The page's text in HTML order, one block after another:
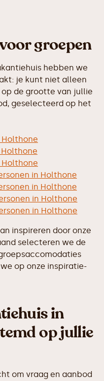
groepen
hebben we
je kunt niet alleen
de grootte van jullie
geselecteerd op het
Holthone
Holthone
Holthone
in Holthone
in Holthone
in Holthone
in Holthone
inspireren door onze
selecteren we de
op onze inspiratie-
in
op jullie
om vraag en aanbod